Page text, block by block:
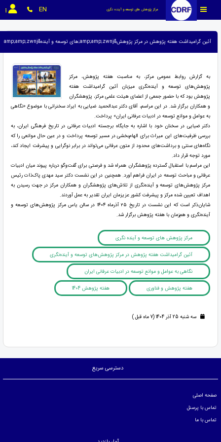
مرکز پژوهش های توسعه و آینده نگری EN
آئین گرامیداشت هفته پژوهش در مرکز پژوهش&amp;amp;zwnj;های توسعه و آینده&amp;amp;zwnj;نگری برگزار شد
به گزارش روابط عمومی مرکز، به مناسبت هفته پژوهش، مرکز
پژوهش‌های توسعه و آینده‌نگری میزبان آئین گرامیداشت هفته
پژوهش بود که با حضور جمعی از اعضای هیئت علمی مرکز، پژوهشگران
و همکاران برگزار شد. در این مراسم، آقای دکتر عبدالحمید ضیایی به ایراد سخنرانی با موضوع «نگاهی
به عوامل و موانع توسعه در ادبیات عرفانی ایران» پرداخت.
دکتر ضیایی در سخنان خود با اشاره به جایگاه برجسته ادبیات عرفانی در تاریخ فرهنگی ایران، به
بررسی ظرفیت‌های این میراث برای الهام‌بخشی در مسیر توسعه پرداخت و در عین حال موانعی را که
نگاه‌های سنتی و برداشت‌های محدود از متون عرفانی می‌تواند در برابر نوگرایی و پیشرفت ایجاد کند،
مورد توجه قرار داد.
این مراسم با استقبال گسترده پژوهشگران همراه شد و فرصتی برای گفت‌وگو درباره پیوند میان ادبیات
عرفانی و مباحث توسعه در ایران فراهم آورد. همچنین در این نشست دکتر سید مهدی پاک‌ذات رئیس
مرکز پژوهش‌های توسعه و آینده‌نگری از تلاش‌های پژوهشگران و همکاران مرکز در جهت رسیدن به
اهداف تعیین شده مرکز و پیشرفت کشور عزیزمان ایران تقدیر به عمل آوردند.
شایان‌ذکر است که این نشست در تاریخ ۲۵ آذرماه ۱۴۰۴ در سالن یاس مرکز پژوهش‌های توسعه و
آینده‌نگری و هم‌زمان با هفته پژوهش برگزار شد.
مرکز پژوهش های توسعه و آینده نگری
آئین گرامیداشت هفته پژوهش در مرکز پژوهش‌های توسعه و آینده‌نگری
نگاهی به عوامل و موانع توسعه در ادبیات عرفانی ایران
هفته پژوهش و فناوری هفته پژوهش 1404
سه شنبه 25 آذر 1404 (7 ماه قبل )
دسترسی سریع
صفحه اصلی
تماس با پرسنل
تماس با ما